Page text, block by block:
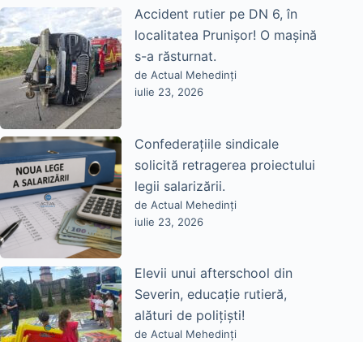
Accident rutier pe DN 6, în
localitatea Prunișor! O mașină
s-a răsturnat.
de Actual Mehedinți
iulie 23, 2026
Confederațiile sindicale
solicită retragerea proiectului
legii salarizării.
de Actual Mehedinți
iulie 23, 2026
Elevii unui afterschool din
Severin, educație rutieră,
alături de polițiști!
de Actual Mehedinți